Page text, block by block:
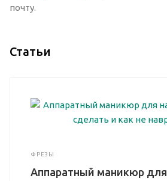
почту.
Статьи
ФРЕЗЫ
Аппаратный маникюр для